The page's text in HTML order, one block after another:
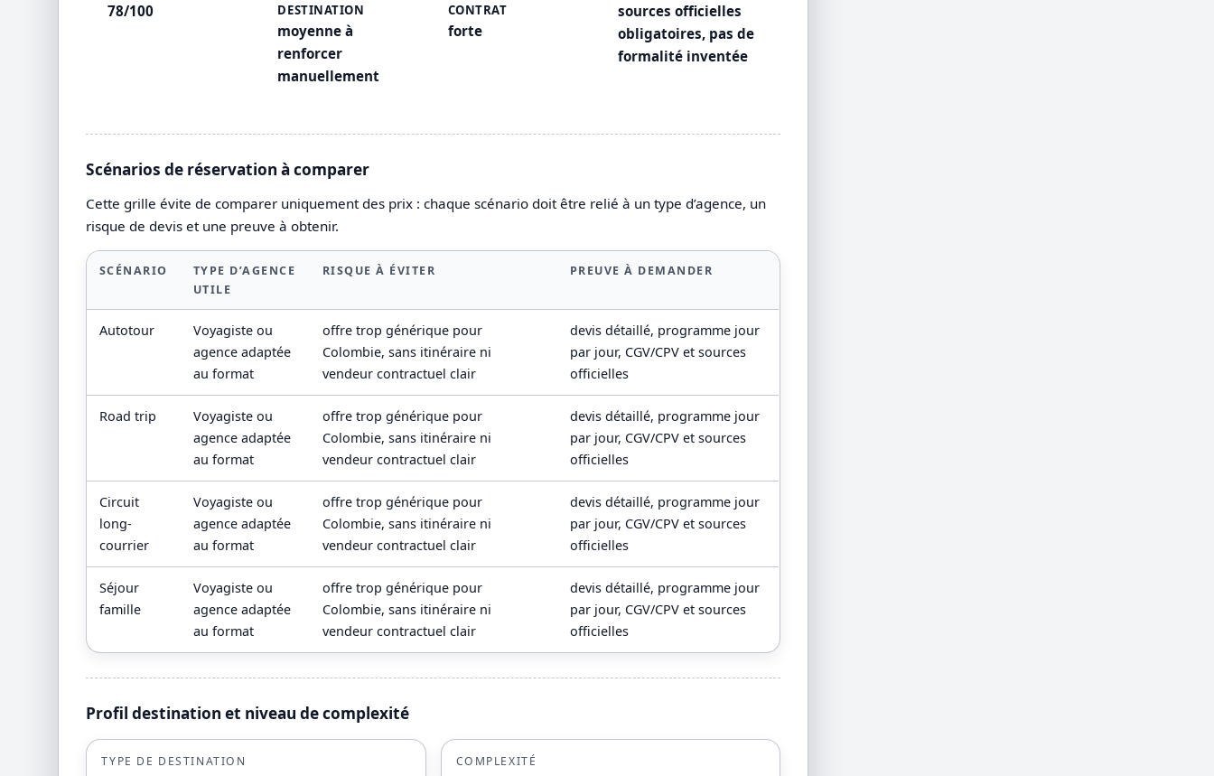
78/100
DESTINATION
moyenne à
renforcer
manuellement
CONTRAT
forte
sources officielles
obligatoires, pas de
formalité inventée
Scénarios de réservation à comparer
Cette grille évite de comparer uniquement des prix : chaque scénario doit être relié à un type d’agence, un
risque de devis et une preuve à obtenir.
SCÉNARIO
TYPE D’AGENCE
UTILE
RISQUE À ÉVITER PREUVE À DEMANDER
Autotour
Voyagiste ou
agence adaptée
au format
offre trop générique pour
Colombie, sans itinéraire ni
vendeur contractuel clair
devis détaillé, programme jour
par jour, CGV/CPV et sources
officielles
Road trip
Voyagiste ou
agence adaptée
au format
offre trop générique pour
Colombie, sans itinéraire ni
vendeur contractuel clair
devis détaillé, programme jour
par jour, CGV/CPV et sources
officielles
Circuit
long-
courrier
Voyagiste ou
agence adaptée
au format
offre trop générique pour
Colombie, sans itinéraire ni
vendeur contractuel clair
devis détaillé, programme jour
par jour, CGV/CPV et sources
officielles
Séjour
famille
Voyagiste ou
agence adaptée
au format
offre trop générique pour
Colombie, sans itinéraire ni
vendeur contractuel clair
devis détaillé, programme jour
par jour, CGV/CPV et sources
officielles
Profil destination et niveau de complexité
TYPE DE DESTINATION COMPLEXITÉ